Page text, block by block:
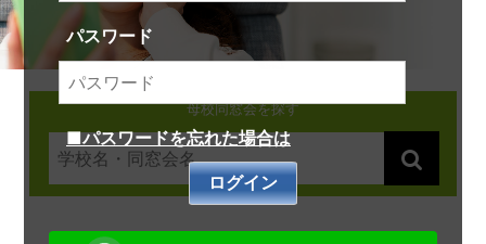
パスワード
■パスワードを忘れた場合は
母校同窓会を探す